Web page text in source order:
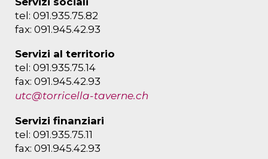
tel: 091.935.75.82
fax: 091.945.42.93
Servizi al territorio
tel: 091.935.75.14
fax: 091.945.42.93
utc@torricella-taverne.ch
Servizi finanziari
tel: 091.935.75.11
fax: 091.945.42.93